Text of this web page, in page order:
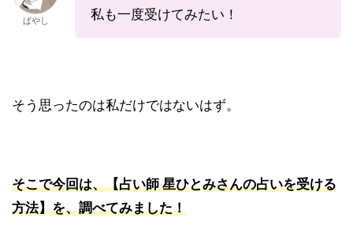
ばやし
私も一度受けてみたい！
そう思ったのは私だけではないはず。
そこで今回は、【占い師 星ひとみさんの占いを受ける
方法】を、調べてみました！